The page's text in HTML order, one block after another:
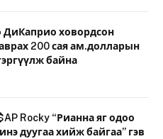
ДиКаприо ховордсон
200 сая ам.долларын
байна
Rocky “Рианна яг одоо
дуугаа хийж байгаа” гэв